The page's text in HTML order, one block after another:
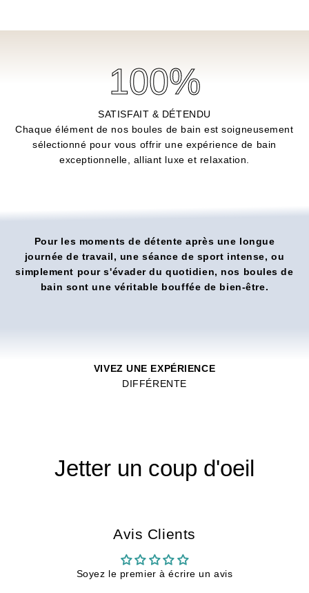
100%
SATISFAIT & DÉTENDU
Chaque élément de nos boules de bain est soigneusement
sélectionné pour vous offrir une expérience de bain
exceptionnelle, alliant luxe et relaxation.
Pour les moments de détente après une longue
journée de travail, une séance de sport intense, ou
simplement pour s'évader du quotidien, nos boules de
bain sont une véritable bouffée de bien-être.
VIVEZ UNE EXPÉRIENCE
DIFFÉRENTE
Jetter un coup d'oeil
Avis Clients
Soyez le premier à écrire un avis